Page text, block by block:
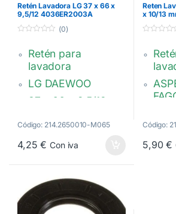
Retén Lavadora LG 37 x 66 x
9,5/12 4036ER2003A
e
(0)
Retén para
lavadora
LG DAEWOO
37 x 66 x 9,5/12
4036ER2003A ­
4036EN2001B –
Código: 214.2650010-M065
4,25€ Con iva
Reten
x 10/13
e
Código:
5,90€